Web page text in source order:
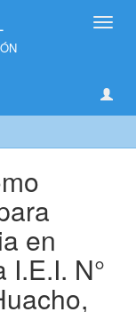
en
I.E.I. N°